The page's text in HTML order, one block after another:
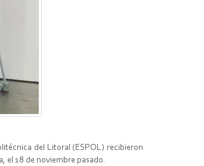
del Litoral (ESPOL) recibieron
el 18 de noviembre pasado.